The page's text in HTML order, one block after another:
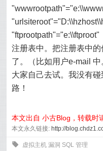
注册表中。把注册表中
了。（比如用户e-mail 中
大家自己去试。我没有
路！
本文出自 小古Blog，转载时
本文永久链接: http://
0 虚拟主机漏洞 SQL管理